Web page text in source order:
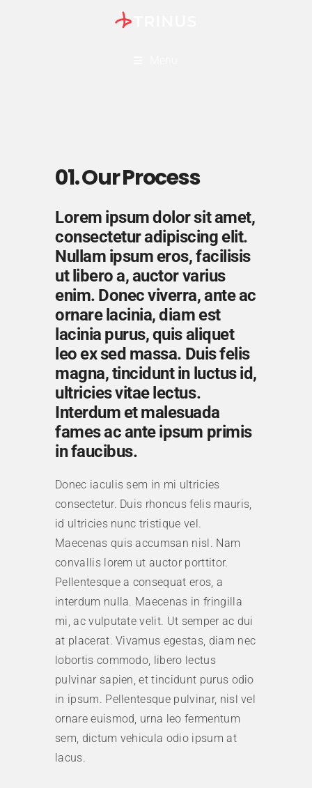
01. Our Process
Lorem ipsum dolor sit amet,
consectetur adipiscing elit.
Nullam ipsum eros, facilisis
ut libero a, auctor varius
enim. Donec viverra, ante ac
ornare lacinia, diam est
lacinia purus, quis aliquet
leo ex sed massa. Duis felis
magna, tincidunt in luctus id,
ultricies vitae lectus.
Interdum et malesuada
fames ac ante ipsum primis
in faucibus.
Donec iaculis sem in mi ultricies
consectetur. Duis rhoncus felis mauris,
id ultricies nunc tristique vel.
Maecenas quis accumsan nisl. Nam
convallis lorem ut auctor porttitor.
Pellentesque a consequat eros, a
interdum nulla. Maecenas in fringilla
mi, ac vulputate velit. Ut semper ac dui
at placerat. Vivamus egestas, diam nec
lobortis commodo, libero lectus
pulvinar sapien, et tincidunt purus odio
in ipsum. Pellentesque pulvinar, nisl vel
ornare euismod, urna leo fermentum
sem, dictum vehicula odio ipsum at
lacus.